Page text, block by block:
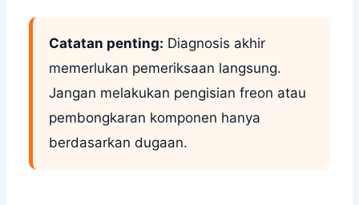
Catatan penting: Diagnosis akhir
memerlukan pemeriksaan langsung.
Jangan melakukan pengisian freon atau
pembongkaran komponen hanya
berdasarkan dugaan.